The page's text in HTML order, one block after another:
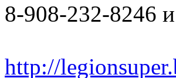
8-908-232-8246
http://